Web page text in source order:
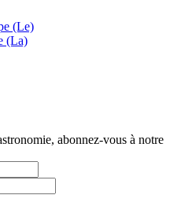
(Le)
(La)
abonnez-vous à notre